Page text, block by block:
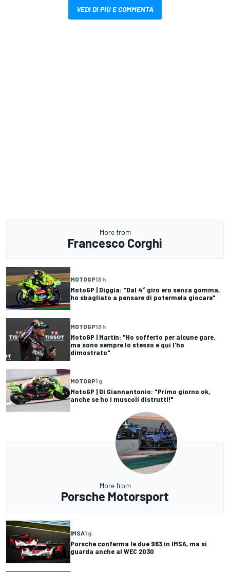
VEDI DI PIÙ E COMMENTA
More from
Francesco Corghi
MOTOGP13 h
MotoGP | Diggia: "Dal 4° giro ero senza gomma,
ho sbagliato a pensare di potermela giocare"
MOTOGP13 h
MotoGP | Martín: "Ho sofferto per alcune gare,
ma sono sempre lo stesso e qui l'ho
dimostrato"
MOTOGP1 g
MotoGP | Di Giannantonio: "Primo giorno ok,
anche se ho i muscoli distrutti!"
More from
Porsche Motorsport
IMSA1 g
Porsche conferma le due 963 in IMSA, ma si
guarda anche al WEC 2030